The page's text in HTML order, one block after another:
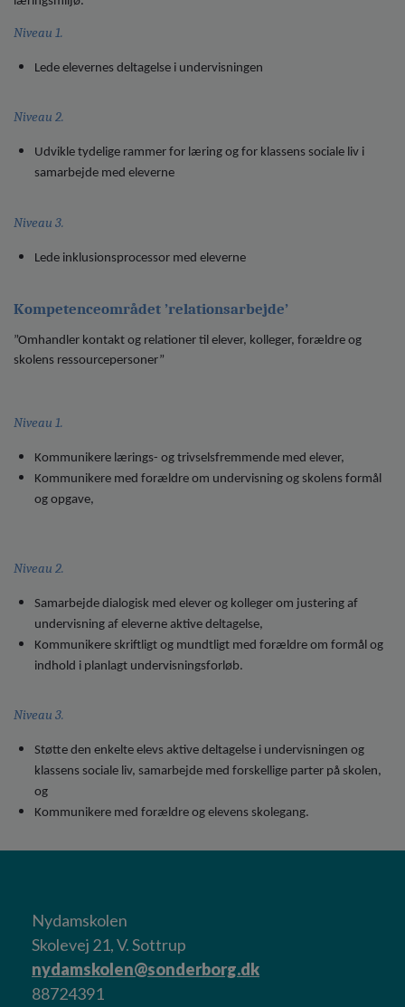
Niveau 1.
Lede elevernes deltagelse i undervisningen
Niveau 2.
Udvikle tydelige rammer for læring og for klassens sociale liv i
samarbejde med eleverne
Niveau 3.
Lede inklusionsprocessor med eleverne
Kompetenceområdet ’relationsarbejde’
”Omhandler kontakt og relationer til elever, kolleger, forældre og
skolens ressourcepersoner”
Niveau 1.
Kommunikere lærings- og trivselsfremmende med elever,
Kommunikere med forældre om undervisning og skolens formål
og opgave,
Niveau 2.
Samarbejde dialogisk med elever og kolleger om justering af
undervisning af eleverne aktive deltagelse,
Kommunikere skriftligt og mundtligt med forældre om formål og
indhold i planlagt undervisningsforløb.
Niveau 3.
Støtte den enkelte elevs aktive deltagelse i undervisningen og
klassens sociale liv, samarbejde med forskellige parter på skolen,
og
Kommunikere med forældre og elevens skolegang.
Nydamskolen
Skolevej 21, V. Sottrup
nydamskolen@sonderborg.dk
88724391